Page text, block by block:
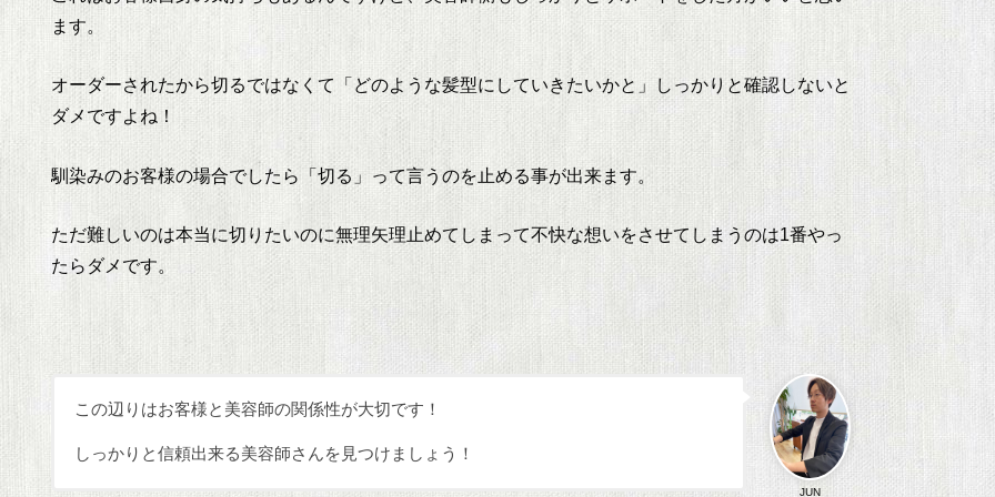
ます。
オーダーされたから切るではなくて「どのような髪型にしていきたいかと」しっかりと確認しないと
ダメですよね！
馴染みのお客様の場合でしたら「切る」って言うのを止める事が出来ます。
ただ難しいのは本当に切りたいのに無理矢理止めてしまって不快な想いをさせてしまうのは1番やっ
たらダメです。
JUN
この辺りはお客様と美容師の関係性が大切です！
しっかりと信頼出来る美容師さんを見つけましょう！